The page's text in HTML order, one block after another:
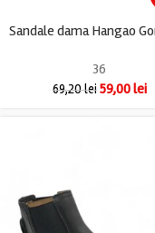
36
69,20lei 59,00lei